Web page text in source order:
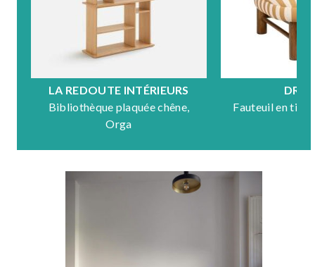
LA REDOUTE INTÉRIEURS
Bibliothèque plaquée chêne,
Orga
Fauteuil en